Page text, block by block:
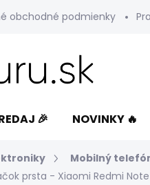
obchodné podmienky
🎉 NOVINKY 🔥
Mobilný
prsta - Xiaomi Redmi Note